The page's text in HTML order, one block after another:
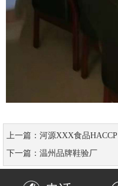
上一篇： 河源XXX食品HACCP
下一篇： 温州品牌鞋验厂